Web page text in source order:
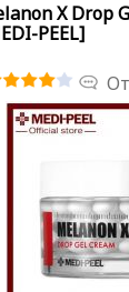
X Drop
PEEL]